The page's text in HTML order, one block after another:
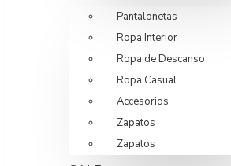
Pantalonetas
Ropa Interior
Ropa de Descanso
Ropa Casual
Accesorios
Zapatos
Zapatos